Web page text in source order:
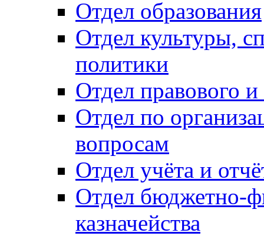
Отдел образования
Отдел культуры,
политики
Отдел правового
Отдел по
вопросам
Отдел учёта и
Отдел бюджетно-
казначейства